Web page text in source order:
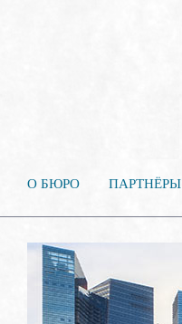
О БЮРО ПАРТНЁРЫ